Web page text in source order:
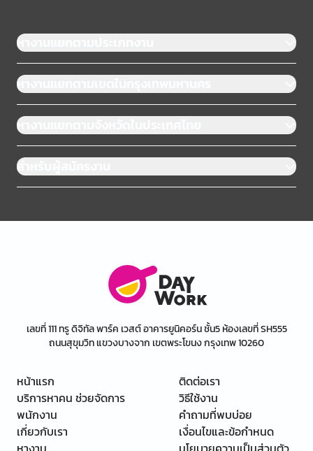
หางานแยกตามประเภทงาน
หางานแยกตามเขตในกรุงเทพมหานคร
หางานแยกตามจังหวัดในประเทศไทย
สำหรับผู้สมัครงาน
เลขที่ 111 ทรู ดิจิทัล พาร์ค เวสต์ อาคารยูนิคอร์น ชั้น5 ห้องเลขที่ SH555
ถนนสุขุมวิท แขวงบางจาก เขตพระโขนง กรุงเทพ 10260
หน้าแรก
บริการหาคน ช่วยจัดการ
พนักงาน
เกี่ยวกับเรา
ติดต่อเรา
วิธีใช้งาน
คำถามที่พบบ่อย
เงื่อนไขและข้อกำหนด